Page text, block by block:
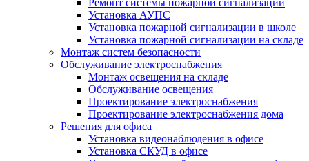
Ремонт системы пожарной сигнализации
Установка АУПС
Установка пожарной сигнализации в школе
Установка пожарной сигнализации на складе
Монтаж систем безопасности
Обслуживание электроснабжения
Монтаж освещения на складе
Обслуживание освещения
Проектирование электроснабжения
Проектирование электроснабжения дома
Решения для офиса
Установка видеонаблюдения в офисе
Установка СКУД в офисе